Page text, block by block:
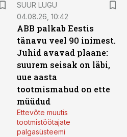
SUUR LUGU
04.08.26, 10:42
ABB palkab Eestis
tänavu veel 90 inimest.
Juhid avavad plaane:
suurem seisak on läbi,
uue aasta
tootmismahud on ette
müüdud
Ettevõte muutis
tootmistöötajate
palgasüsteemi